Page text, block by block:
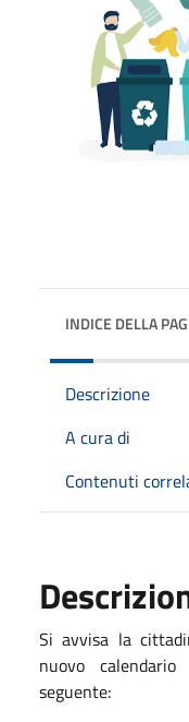
INDICE DELLA
Descrizione
A cura di
Contenuti
Si avvisa la
nuovo
seguente: